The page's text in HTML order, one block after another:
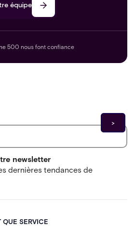
équipe
500 nous font confiance
newsletter
dernières tendances de
QUE SERVICE